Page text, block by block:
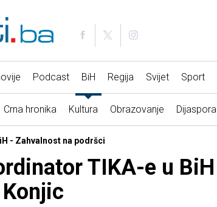
Podcast BiH Regija Svijet Sport
Crna hronika Kultura Obrazovanje Dijaspora
- Zahvalnost na podršci
TIKA-e u BiH